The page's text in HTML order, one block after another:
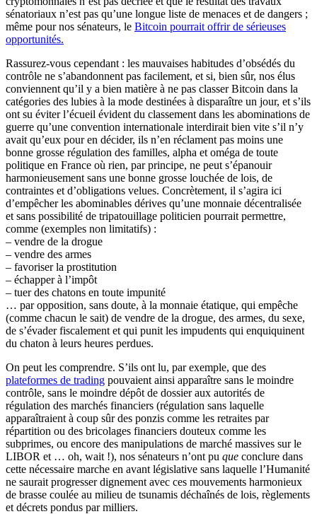
sénatoriaux n’est pas qu’une longue liste de menaces et de dangers ;
même pour nos sénateurs, le Bitcoin pourrait offrir de sérieuses
opportunités.
Rassurez-vous cependant : les mauvaises habitudes d’obsédés du
contrôle ne s’abandonnent pas facilement, et si, bien sûr, nos élus
conviennent qu’il y a bien matière à ne pas classer Bitcoin dans la
catégories des lubies à la mode destinées à disparaître un jour, et s’ils
ont su éviter l’écueil évident du classement dans les abominations de
guerre qu’une convention internationale interdirait bien vite s’il n’y
avait qu’eux pour en décider, ils n’en réclament pas moins une
bonne grosse régulation des familles, alpha et oméga de toute
politique en France où rien, par principe, ne peut s’épanouir
harmonieusement sans une bonne grosse louchée de lois, de
contraintes et d’obligations velues. Concrètement, il s’agira ici
d’empêcher les abominables dérives qu’une monnaie décentralisée
et sans possibilité de tripatouillage politicien pourrait permettre,
comme (exemples non limitatifs) :
– vendre de la drogue
– vendre des armes
– favoriser la prostitution
– échapper à l’impôt
– tuer des chatons en toute impunité
… par opposition, sans doute, à la monnaie étatique, qui empêche
(comme chacun le sait) de vendre de la drogue, des armes, du sexe,
de s’évader fiscalement et qui punit les impudents qui enquiquinent
du chaton à leurs heures perdues.
On peut les comprendre. S’ils ont lu, par exemple, que des
plateformes de trading pouvaient ainsi apparaître sans le moindre
contrôle, sans le moindre dépôt de dossier aux autorités de
régulation des marchés financiers (régulation sans laquelle
apparaîtraient à coup sûr des ponzis comme les retraites par
répartition ou des bricolages financiers douteux comme les
subprimes, ou encore des manipulations de marché massives sur le
LIBOR et … oh, wait !), nos sénateurs n’ont pu que conclure dans
cette nécessaire marche en avant législative sans laquelle l’Humanité
ne saurait progresser dignement avec ces mouvements harmonieux
de brasse coulée au milieu de tsunamis déchaînés de lois, règlements
et décrets pondus par milliers.